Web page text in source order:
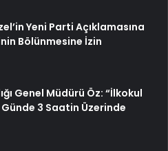
Yeni Parti Açıklamasına
Bölünmesine İzin
Genel Müdürü Öz: “İlkokul
3 Saatin Üzerinde